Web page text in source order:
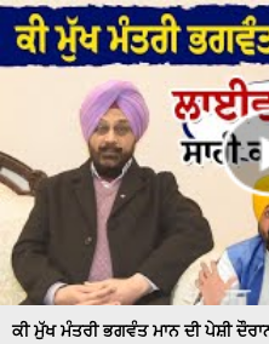
ਕੀ ਮੁੱਖ ਮੰਤਰੀ ਭਗਵੰਤ ਮਾਨ ਦੀ ਪੇਸ਼ੀ